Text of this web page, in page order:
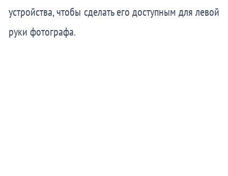
устройства, чтобы сделать его доступным для левой
руки фотографа.